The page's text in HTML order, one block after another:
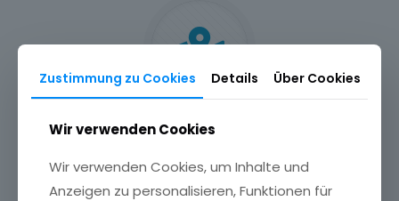
Location
Spielbrett, E-Gitarre. Entdecke unser Büro direkt in
Ludwigsburg-City.
Zustimmung zu Cookies Details Über Cookies
Wir verwenden Cookies
Wir verwenden Cookies, um Inhalte und
Anzeigen zu personalisieren, Funktionen für